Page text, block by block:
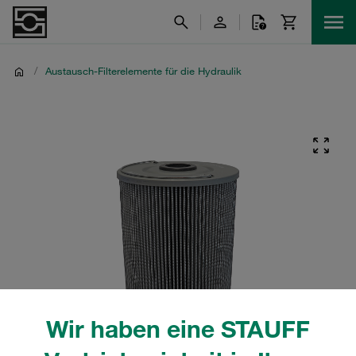
Wir haben eine STAUFF
/ Austausch-Filterelemente für die Hydraulik